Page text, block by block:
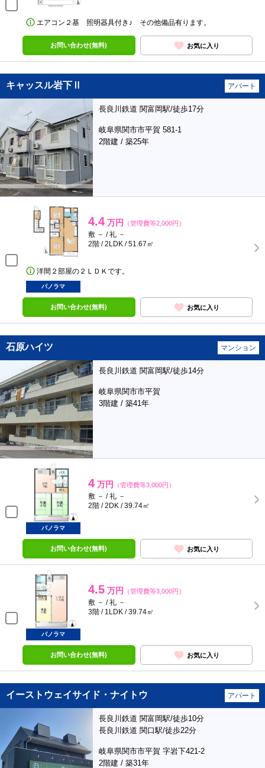
エアコン２基 照明器具付き♪ その他備品有ります。
お問い合わせ(無料) お気に入り
キャッスル岩下Ⅱ アパート
長良川鉄道 関富岡駅/徒歩17分
岐阜県関市市平賀 581-1
2階建 / 築25年
4.4 万円 （管理費等2,000円）
敷 － / 礼 －
2階 / 2LDK / 51.67㎡
洋間２部屋の２ＬＤＫです。
パノラマ
お問い合わせ(無料) お気に入り
石原ハイツ マンション
長良川鉄道 関富岡駅/徒歩14分
岐阜県関市市平賀
3階建 / 築41年
4 万円 （管理費等3,000円）
敷 － / 礼 －
2階 / 2DK / 39.74㎡
パノラマ
お問い合わせ(無料) お気に入り
4.5 万円 （管理費等3,000円）
敷 － / 礼 －
3階 / 1LDK / 39.74㎡
パノラマ
お問い合わせ(無料) お気に入り
イーストウェイサイド・ナイトウ アパート
長良川鉄道 関富岡駅/徒歩10分
長良川鉄道 関口駅/徒歩22分
岐阜県関市市平賀 字岩下421-2
2階建 / 築31年